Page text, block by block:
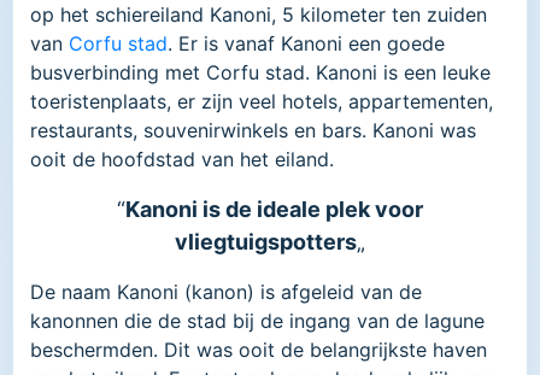
op het schiereiland Kanoni, 5 kilometer ten zuiden
van Corfu stad. Er is vanaf Kanoni een goede
busverbinding met Corfu stad. Kanoni is een leuke
toeristenplaats, er zijn veel hotels, appartementen,
restaurants, souvenirwinkels en bars. Kanoni was
ooit de hoofdstad van het eiland.
“Kanoni is de ideale plek voor
vliegtuigspotters„
De naam Kanoni (kanon) is afgeleid van de
kanonnen die de stad bij de ingang van de lagune
beschermden. Dit was ooit de belangrijkste haven